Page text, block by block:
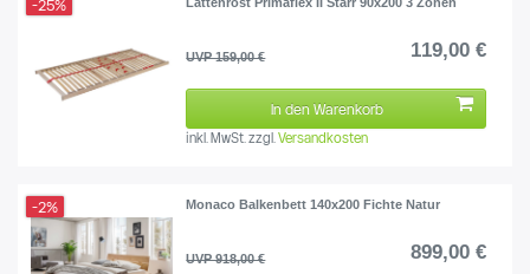
-25%
UVP 159,00 € 119,00 €
In den Warenkorb
inkl. MwSt. zzgl.Versandkosten
-2% Monaco Balkenbett 140x200 Fichte Natur
UVP 918,00 € 899,00 €